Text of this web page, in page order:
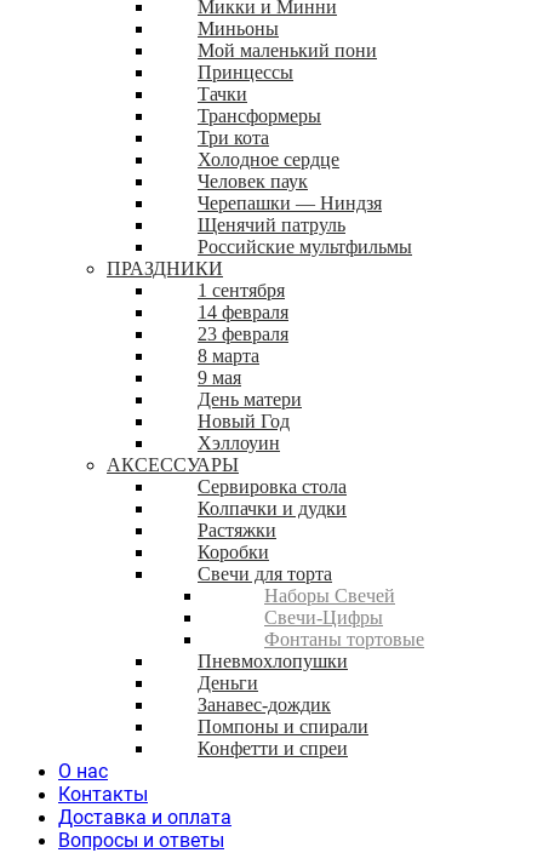
Микки и Минни
Миньоны
Мой маленький пони
Принцессы
Тачки
Трансформеры
Три кота
Холодное сердце
Человек паук
Черепашки — Ниндзя
Щенячий патруль
Российские мультфильмы
ПРАЗДНИКИ
1 сентября
14 февраля
23 февраля
8 марта
9 мая
День матери
Новый Год
Хэллоуин
АКСЕССУАРЫ
Сервировка стола
Колпачки и дудки
Растяжки
Коробки
Свечи для торта
Наборы Свечей
Свечи-Цифры
Фонтаны тортовые
Пневмохлопушки
Деньги
Занавес-дождик
Помпоны и спирали
Конфетти и спреи
О нас
Контакты
Доставка и оплата
Вопросы и ответы